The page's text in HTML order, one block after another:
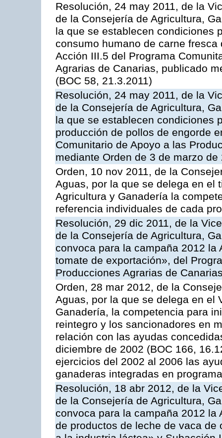
Resolución, 24 may 2011, de la
de la Consejería de Agricultura,
la que se establecen condiciones
consumo humano de carne
Acción III.5 del Programa
Agrarias de Canarias, publicado
(BOC 58, 21.3.2011)
Resolución, 24 may 2011, de la
de la Consejería de Agricultura,
la que se establecen condiciones
producción de pollos de engorde
Comunitario de Apoyo a las
mediante Orden de 3 de marzo de
Orden, 10 nov 2011, de la
Aguas, por la que se delega en el
Agricultura y Ganadería la
referencia individuales de cada
Resolución, 29 dic 2011, de la
de la Consejería de Agricultura,
convoca para la campaña 2012
tomate de exportación», del
Producciones Agrarias de
Orden, 28 mar 2012, de la
Aguas, por la que se delega en el
Ganadería, la competencia para
reintegro y los sancionadores en
relación con las ayudas
diciembre de 2002 (BOC 166,
ejercicios del 2002 al 2006 las
ganaderas integradas en
Resolución, 18 abr 2012, de la
de la Consejería de Agricultura,
convoca para la campaña 2012
de productos de leche de vaca